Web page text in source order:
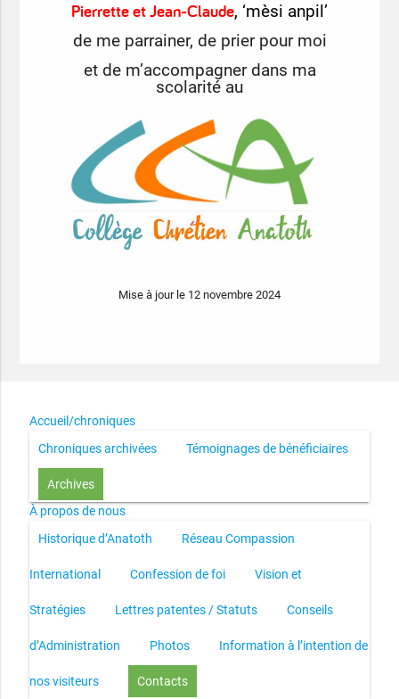
Pierrette et Jean-Claude, ‘mèsi anpil’
de me parrainer, de prier pour moi
et de m’accompagner dans ma
scolarité au
Mise à jour le 12 novembre 2024
Accueil/chroniques
Chroniques archivées
Témoignages de bénéficiaires
Archives
À propos de nous
Historique d’Anatoth
Réseau Compassion
International Confession de foi Vision et
Stratégies Lettres patentes / Statuts Conseils
d’Administration Photos Information à l’intention de
nos visiteurs
Contacts